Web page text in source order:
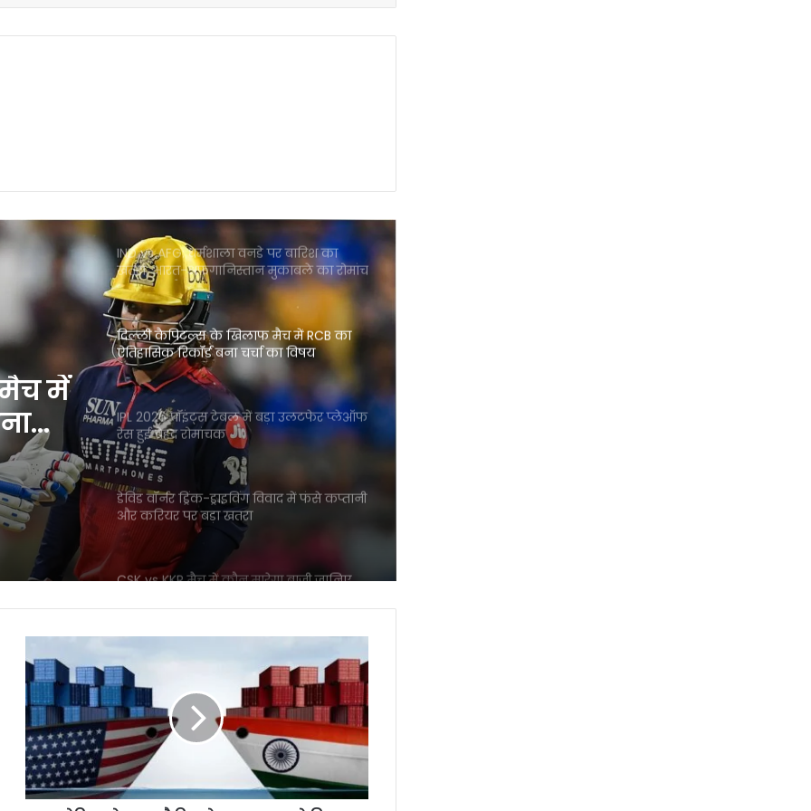
मैच में
CSK के लिए बड़ी राहत डेवाल्ड ब्रेविस फिट
खतरा, भारत-अफगानिस्तान मुकाबले का रोमांच
दिल्ली कैपिटल्स के खिलाफ मैच में RCB का
ऐतिहासिक रिकॉर्ड बना चर्चा का विषय
IPL 2026 पॉइंट्स टेबल में बड़ा उलटफेर प्लेऑफ
रेस हुई बेहद रोमांचक
डेविड वॉर्नर ड्रिंक-ड्राइविंग विवाद में फंसे कप्तानी
और करियर पर बड़ा खतरा
CSK vs KKR मैच में कौन मारेगा बाजी जानिए
पूरी प्लेयर बैटल रिपोर्ट
ICC महिला T20 वर्ल्ड कप 2026 में रिकॉर्ड
IPL नियम उल्लंघन का शक राजस्थान रॉयल्स
मैनेजर पर एक्शन की मांग तेज
आईपीएल 2026: आखिरी गेंद पर लखनऊ की
रोमांचक जीत, केकेआर को झटका
के
50%
टैरिफ
बाद
भारत
ने
किया